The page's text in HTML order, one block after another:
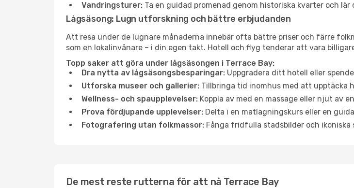
Vandringsturer: Ta en guidad promenad genom historiska kvarter och
Lågsäsong: Lugn utforskning och bättre erbjudanden
Att resa under de lugnare månaderna innebär ofta bättre priser och färre
som en lokalinvånare – i din egen takt. Hotell och flyg tenderar att vara
Topp saker att göra under lågsäsongen i Terrace Bay:
Dra nytta av lågsäsongsbesparingar: Uppgradera ditt hotell eller
Utforska museer och gallerier: Tillbringa tid inomhus med att upptäcka
Wellness- och spaupplevelser: Koppla av med en massage eller njut av
Prova fördjupande upplevelser: Delta i en matlagningskurs eller en
Fotografering utan folkmassor: Fånga fridfulla stadsbilder och
De mest reste rutterna för att nå Terrace Bay